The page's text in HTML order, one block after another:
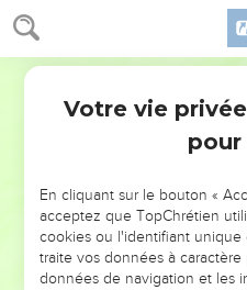
Ezéchiel 9
n'ayez aucune compassion !
Tuez les vieillards, les
les enfants et les femmes
n'approchez pas de tous ceux
Commencez par mon
par les anciens qui étaient
Il leur a dit : « Rendez le
victimes les deux parvis
sortis et se sont mis à frapper
Pendant qu’ils frappaient,
Votre vie
pour
En cliquant sur le bouton «
acceptez que TopChrétien
cookies ou l'identifiant unique
traite vos données à
données de navigation et les